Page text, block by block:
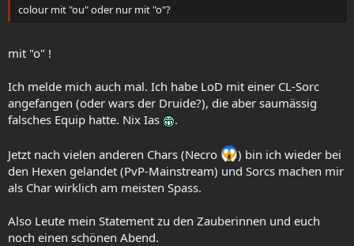
colour mit "ou" oder nur mit "o"?
mit "o" !
Ich melde mich auch mal. Ich habe LoD mit einer CL-Sorc
angefangen (oder wars der Druide?), die aber saumässig
falsches Equip hatte. Nix Ias
.
Jetzt nach vielen anderen Chars (Necro
) bin ich wieder bei
den Hexen gelandet (PvP-Mainstream) und Sorcs machen mir
als Char wirklich am meisten Spass.
Also Leute mein Statement zu den Zauberinnen und euch
noch einen schönen Abend.